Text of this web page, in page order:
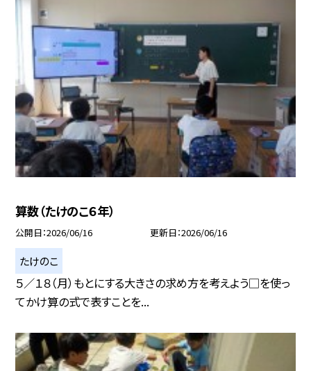
算数（たけのこ６年）
公開日 2026/06/16 更新日 2026/06/16
たけのこ
５／１８（月）もとにする大きさの求め方を考えよう□を使っ
てかけ算の式で表すことを...